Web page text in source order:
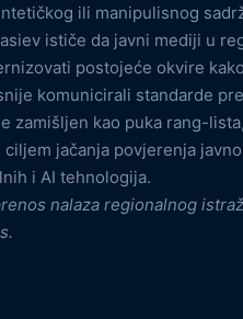
ili manipulisnog
ističe da javni mediji u
postojeće okvire
komunicirali standarde
zamišljen kao puka rang-
jačanja povjerenja
i AI tehnologija.
nalaza regionalnog